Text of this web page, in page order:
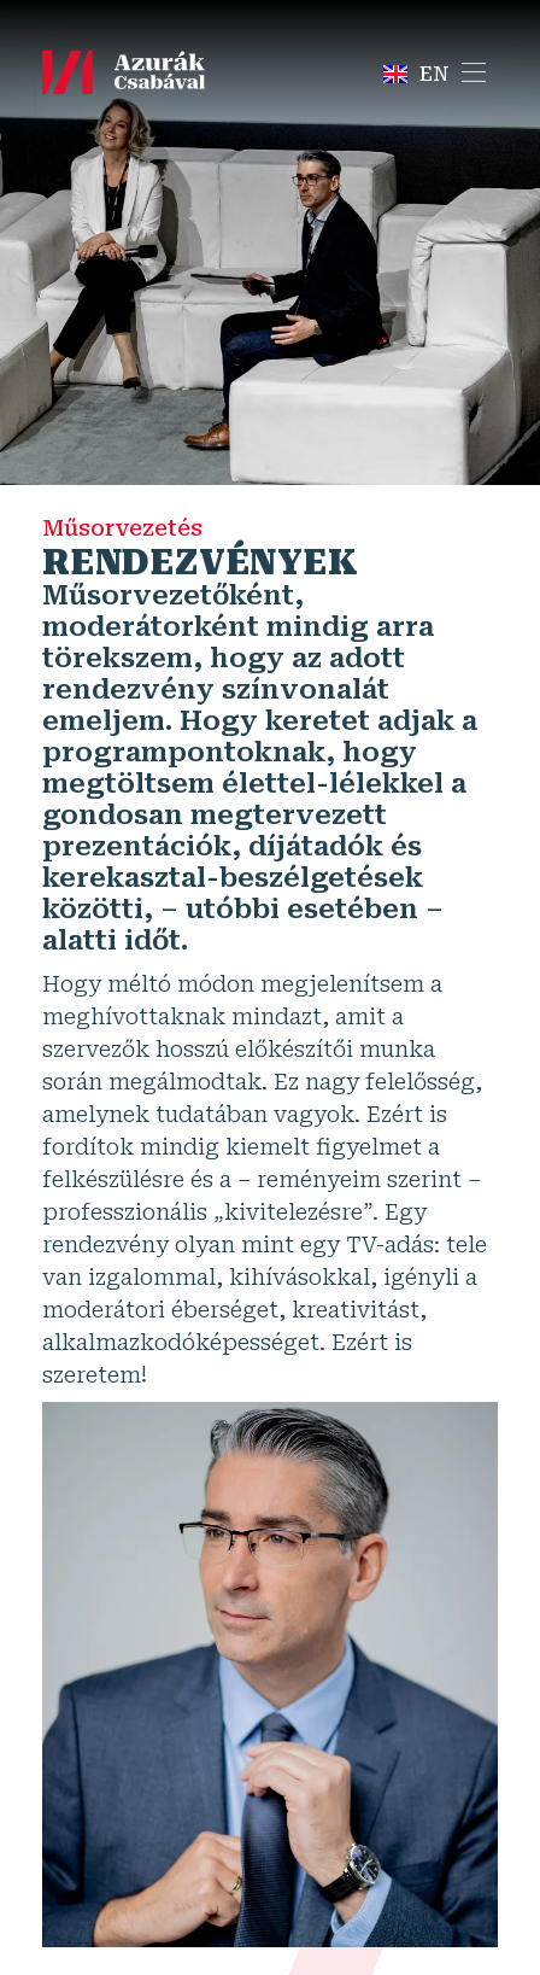
Szolgáltatások
Rólam
Partnerek
Kapcsolat
EN
Műsorvezetés
RENDEZVÉNYEK
Műsorvezetőként,
moderátorként mindig arra
törekszem, hogy az adott
rendezvény színvonalát
emeljem. Hogy keretet adjak a
programpontoknak, hogy
megtöltsem élettel-lélekkel a
gondosan megtervezett
prezentációk, díjátadók és
kerekasztal-beszélgetések
közötti, – utóbbi esetében –
alatti időt.
Hogy méltó módon megjelenítsem a
meghívottaknak mindazt, amit a
szervezők hosszú előkészítői munka
során megálmodtak. Ez nagy felelősség,
amelynek tudatában vagyok. Ezért is
fordítok mindig kiemelt figyelmet a
felkészülésre és a – reményeim szerint –
professzionális „kivitelezésre”. Egy
rendezvény olyan mint egy TV-adás: tele
van izgalommal, kihívásokkal, igényli a
moderátori éberséget, kreativitást,
alkalmazkodóképességet. Ezért is
szeretem!